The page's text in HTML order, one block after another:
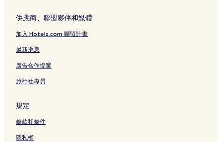
供應商、聯盟夥伴和媒體
加入 Hotels.com 聯盟計畫
最新消息
廣告合作提案
旅行社專員
規定
條款和條件
隱私權